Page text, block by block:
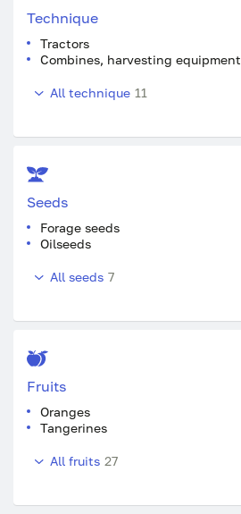
Technique
Tractors
Combines, harvesting equipment
All technique 11
Seeds
Forage seeds
Oilseeds
All seeds 7
Fruits
Oranges
Tangerines
All fruits 27